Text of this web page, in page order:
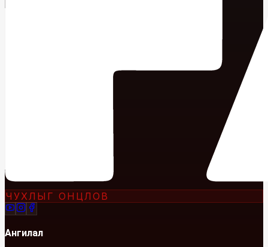
ЧУХЛЫГ ОНЦЛОВ
Ангилал